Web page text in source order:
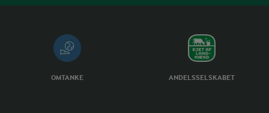
OMTANKE ANDELSSELSKABET